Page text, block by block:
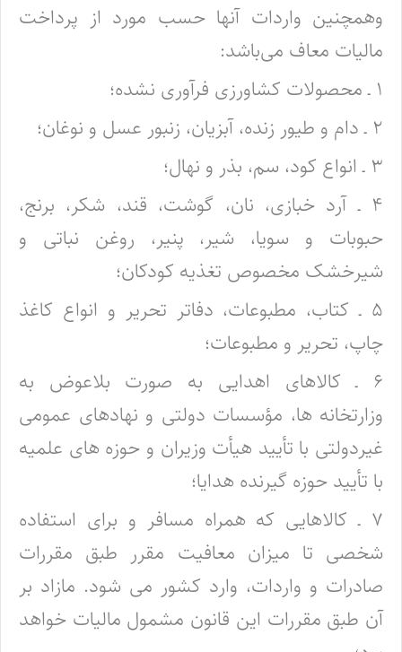
وهمچنین واردات آنها حسب مورد از پرداخت
مالیات معاف می‌باشد:
۱ ـ محصولات کشاورزی فرآوری نشده؛
۲ ـ دام و طیور زنده، آبزیان، زنبور عسل و نوغان؛
۳ ـ انواع کود، سم، بذر و نهال؛
۴ ـ آرد خبازی، نان، گوشت، قند، شکر، برنج،
حبوبات و سویا، شیر، پنیر، روغن نباتی و
شیرخشک مخصوص تغذیه کودکان؛
۵ ـ کتاب، مطبوعات، دفاتر تحریر و انواع کاغذ
چاپ، تحریر و مطبوعات؛
۶ ـ کالاهای اهدایی به صورت بلاعوض به
وزارتخانه ها، مؤسسات دولتی و نهادهای عمومی
غیردولتی با تأیید هیأت وزیران و حوزه های علمیه
با تأیید حوزه گیرنده هدایا؛
۷ ـ کالاهایی که همراه مسافر و برای استفاده
شخصی تا میزان معافیت مقرر طبق مقررات
صادرات و واردات، وارد کشور می شود. مازاد بر
آن طبق مقررات این قانون مشمول مالیات خواهد